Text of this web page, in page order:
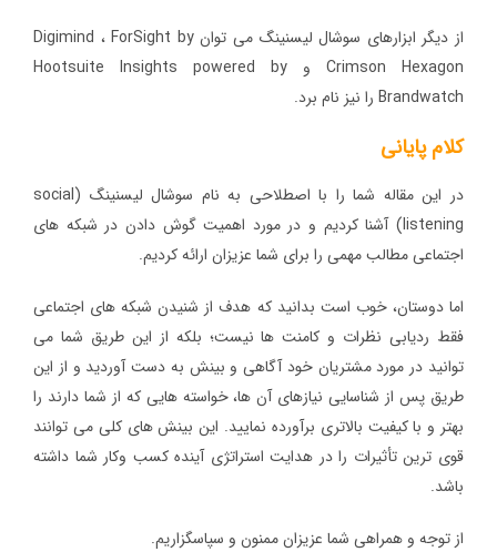
از دیگر ابزارهای سوشال لیسنینگ می توان Digimind ، ForSight by
Crimson Hexagon و Hootsuite Insights powered by
Brandwatch را نیز نام برد.
کلام پایانی
در این مقاله شما را با اصطلاحی به نام سوشال لیسنینگ (social
listening) آشنا کردیم و در مورد اهمیت گوش دادن در شبکه های
اجتماعی مطالب مهمی را برای شما عزیزان ارائه کردیم.
اما دوستان، خوب است بدانید که هدف از شنیدن شبکه های اجتماعی
فقط ردیابی نظرات و کامنت ها نیست؛ بلکه از این طریق شما می
توانید در مورد مشتریان خود آگاهی و بینش به دست آوردید و از این
طریق پس از شناسایی نیازهای آن ها، خواسته هایی که از شما دارند را
بهتر و با کیفیت بالاتری برآورده نمایید. این بینش های کلی می توانند
قوی ترین تأثیرات را در هدایت استراتژی آینده کسب وکار شما داشته
باشد.
از توجه و همراهی شما عزیزان ممنون و سپاسگزاریم.